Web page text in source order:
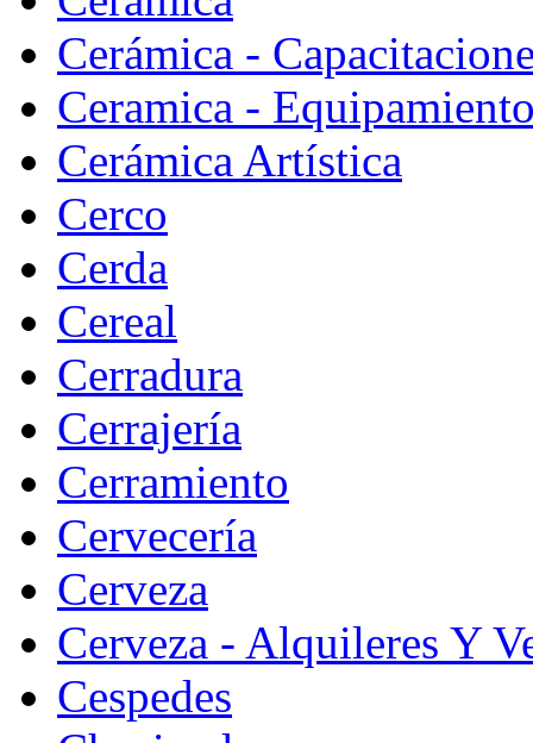
Cerámica -
Ceramica -
Cerámica Artística
Cerco
Cerda
Cereal
Cerradura
Cerrajería
Cerramiento
Cervecería
Cerveza
Cerveza - Alquileres Y
Cespedes